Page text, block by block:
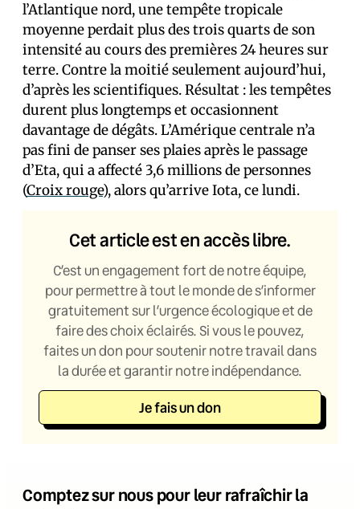
l’Atlantique nord, une tempête tropicale
moyenne perdait plus des trois quarts de son
intensité au cours des premières 24 heures sur
terre. Contre la moitié seulement aujourd’hui,
d’après les scientifiques. Résultat : les tempêtes
durent plus longtemps et occasionnent
davantage de dégâts. L’Amérique centrale n’a
pas fini de panser ses plaies après le passage
d’Eta, qui a affecté 3,6 millions de personnes
(Croix rouge), alors qu’arrive Iota, ce lundi.
Cet article est en accès libre.
C’est un engagement fort de notre équipe,
pour permettre à tout le monde de s’informer
gratuitement sur l’urgence écologique et de
faire des choix éclairés. Si vous le pouvez,
faites un don pour soutenir notre travail dans
la durée et garantir notre indépendance.
Je fais un don
Comptez sur nous pour leur rafraîchir la